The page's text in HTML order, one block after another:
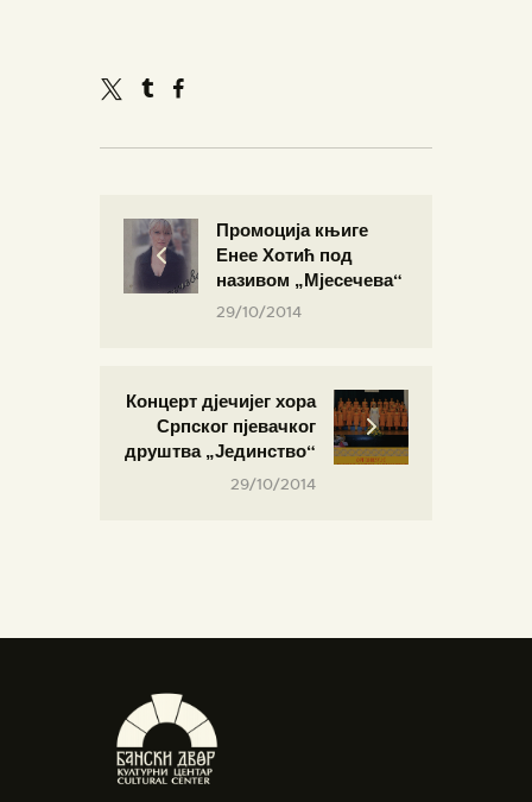
Промоција књиге
Енее Хотић под
називом „Мјесечева“
29/10/2014
Концерт дјечијег хора
Српског пјевачког
друштва „Јединство“
29/10/2014